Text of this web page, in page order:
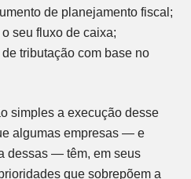
de planejamento fiscal;
seu fluxo de caixa;
tributação com base no
simples a execução desse
algumas empresas — e
dessas — têm, em seus
que sobrepõem a